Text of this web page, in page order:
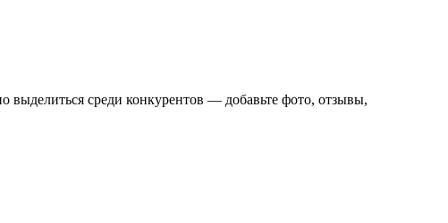
среди конкурентов — добавьте фото, отзывы,